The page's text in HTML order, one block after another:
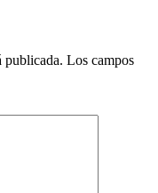
publicada. Los campos